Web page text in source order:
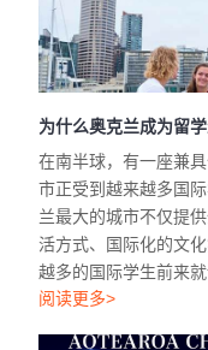
为什么奥克兰成为留
在南半球，有一座兼
市正受到越来越多国
兰最大的城市不仅提
活方式、国际化的文
越多的国际学生前来就
阅读更多>